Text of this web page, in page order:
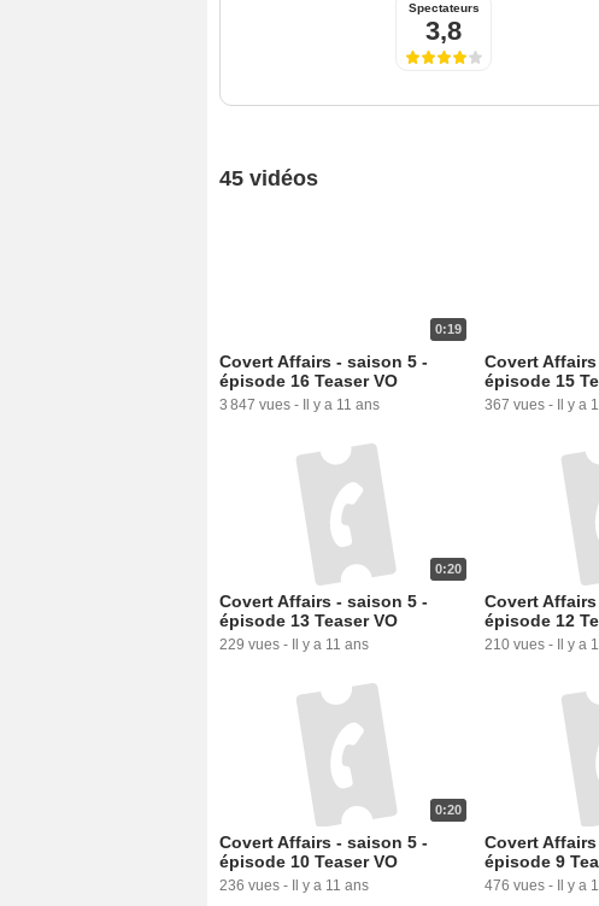
Spectateurs
3,8
45 vidéos
0:19
Covert Affairs - saison 5 -
épisode 16 Teaser VO
3 847 vues - Il y a 11 ans
Covert
épisode 15
367 vues - Il y a
0:20
Covert Affairs - saison 5 -
épisode 13 Teaser VO
229 vues - Il y a 11 ans
Covert
épisode 12
210 vues - Il y a
0:20
Covert Affairs - saison 5 -
épisode 10 Teaser VO
236 vues - Il y a 11 ans
Covert
épisode 9
476 vues - Il y a